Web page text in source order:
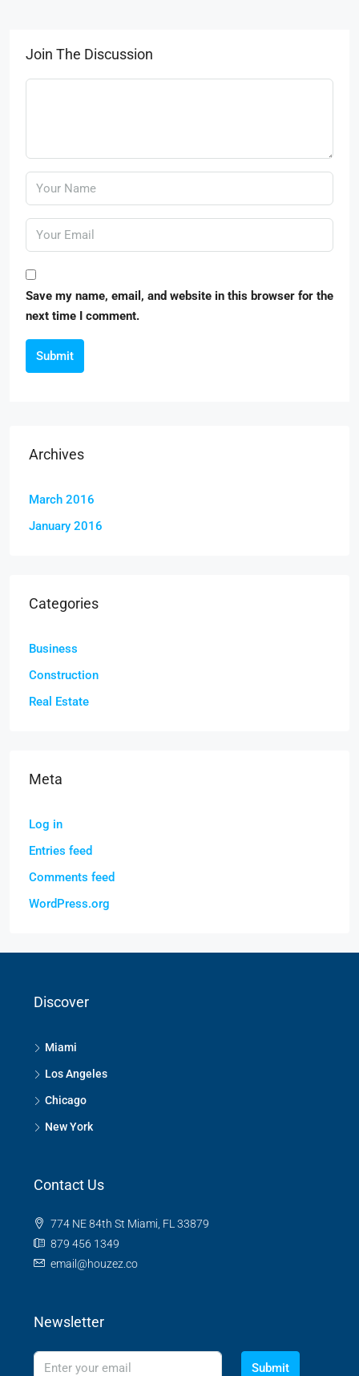
Join The Discussion
Save my name, email, and website in this browser for the
next time I comment.
Submit
Archives
March 2016
January 2016
Categories
Business
Construction
Real Estate
Meta
Log in
Entries feed
Comments feed
WordPress.org
Discover
Miami
Los Angeles
Chicago
New York
Contact Us
774 NE 84th St Miami, FL 33879
879 456 1349
email@houzez.co
Newsletter
Submit